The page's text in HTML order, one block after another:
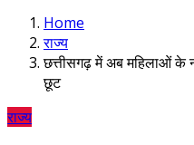
Home
राज्य
छत्तीसगढ़ में अब महिलाओं के
छूट
राज्य